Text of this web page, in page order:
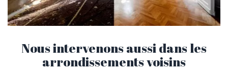
Nous intervenons aussi dans les
arrondissements voisins